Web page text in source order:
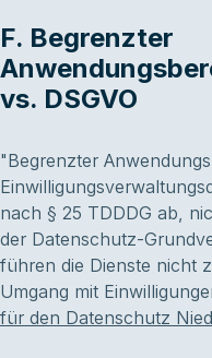
F. Begrenzter
vs. DSGVO
"Begrenzter
nach § 25 TDDDG ab,
der Datenschutz-
führen die Dienste nicht
Umgang mit
für den Datenschutz